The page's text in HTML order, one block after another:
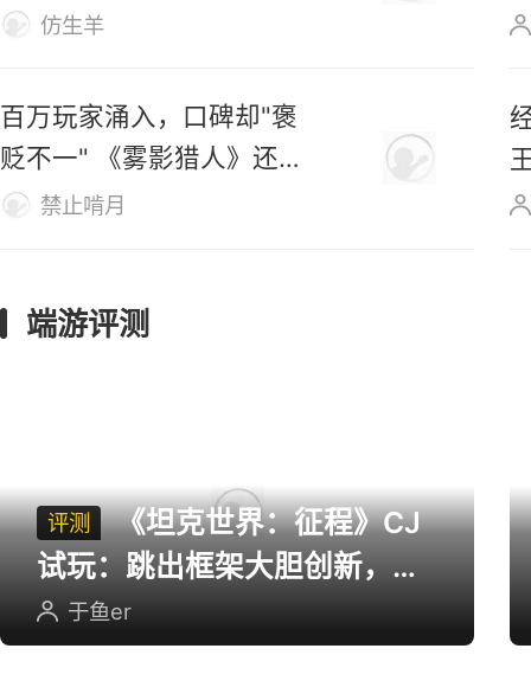
玩法！
仿生羊
百万玩家涌入，口碑却"褒
贬不一" 《雾影猎人》还有
救吗？禁止啃月
端游评测
评测
《坦克世界：征程》CJ
试玩：跳出框架大胆创新，用
英雄射击重塑坦克对战
于鱼er